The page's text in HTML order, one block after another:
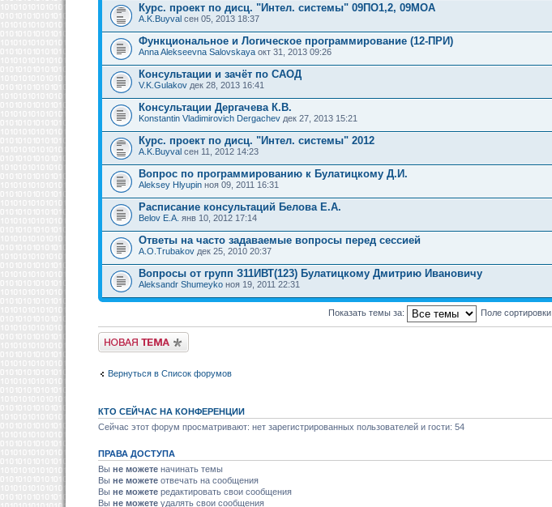
Курс. проект по дисц. "Интел. системы" 09ПО1,2, 09МОА
A.K.Buyval сен 05, 2013 18:37
Функциональное и Логическое программирование (12-ПРИ)
Anna Alekseevna Salovskaya окт 31, 2013 09:26
Консультации и зачёт по САОД
V.K.Gulakov дек 28, 2013 16:41
Консультации Дергачева К.В.
Konstantin Vladimirovich Dergachev дек 27, 2013 15:21
Курс. проект по дисц. "Интел. системы" 2012
A.K.Buyval сен 11, 2012 14:23
Вопрос по программированию к Булатицкому Д.И.
Aleksey Hlyupin ноя 09, 2011 16:31
Расписание консультаций Белова Е.А.
Belov E.A. янв 10, 2012 17:14
Ответы на часто задаваемые вопросы перед сессией
A.O.Trubakov дек 25, 2010 20:37
Вопросы от групп З11ИВТ(123) Булатицкому Дмитрию Ивановичу
Aleksandr Shumeyko ноя 19, 2011 22:31
Показать темы за: Поле сортировки
Новая тема
Вернуться в Список форумов
КТО СЕЙЧАС НА КОНФЕРЕНЦИИ
Сейчас этот форум просматривают: нет зарегистрированных пользователей и гости: 54
ПРАВА ДОСТУПА
Вы не можете начинать темы
Вы не можете отвечать на сообщения
Вы не можете редактировать свои сообщения
Вы не можете удалять свои сообщения